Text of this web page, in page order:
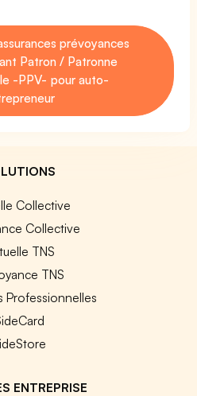
prévoyances
Patron / Patronne
-PPV- pour auto-
Collective
Collective
TNS
TNS
Professionnelles
ENTREPRISE